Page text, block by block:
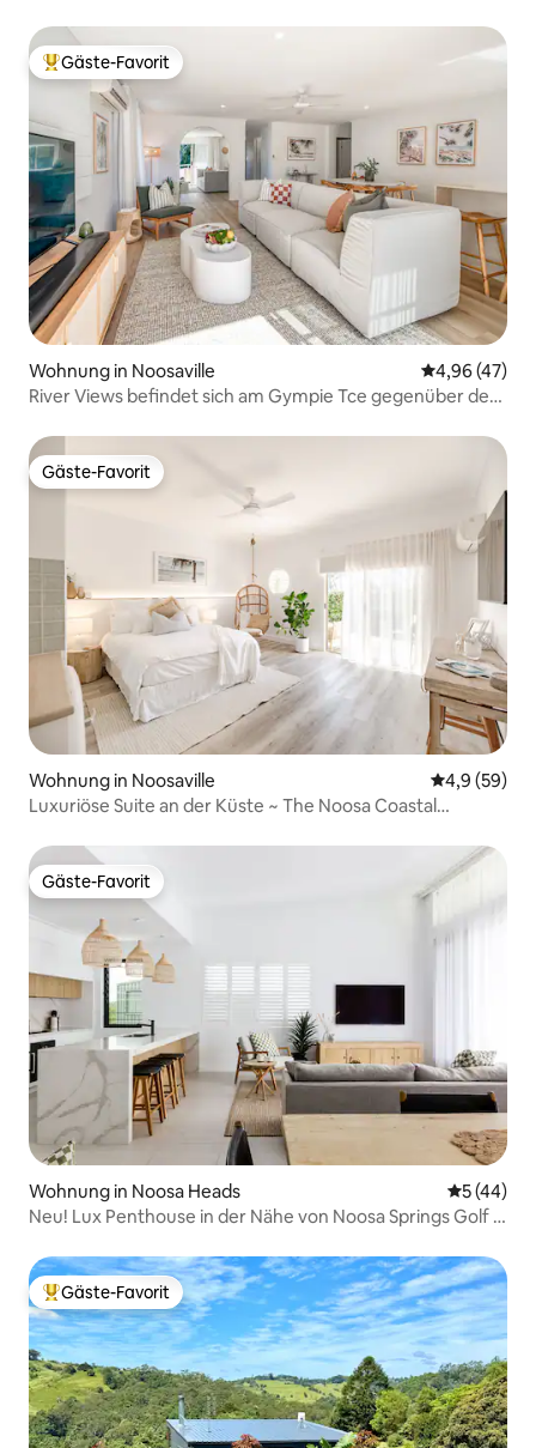
Beliebter Gäste-Favorit.
Gäste-Favorit
Wohnung in Noosaville
4,96 (47)
River Views befindet sich am Gympie Tce gegenüber dem
Gäste-Favorit
Gäste-Favorit
Wohnung in Noosaville
4,9 (59)
Luxuriöse Suite an der Küste ~ The Noosa Coastal
Gäste-Favorit
Gäste-Favorit
Wohnung in Noosa Heads
5 (44)
Neu! Lux Penthouse in der Nähe von Noosa Springs Golf &
Beliebter Gäste-Favorit.
Gäste-Favorit